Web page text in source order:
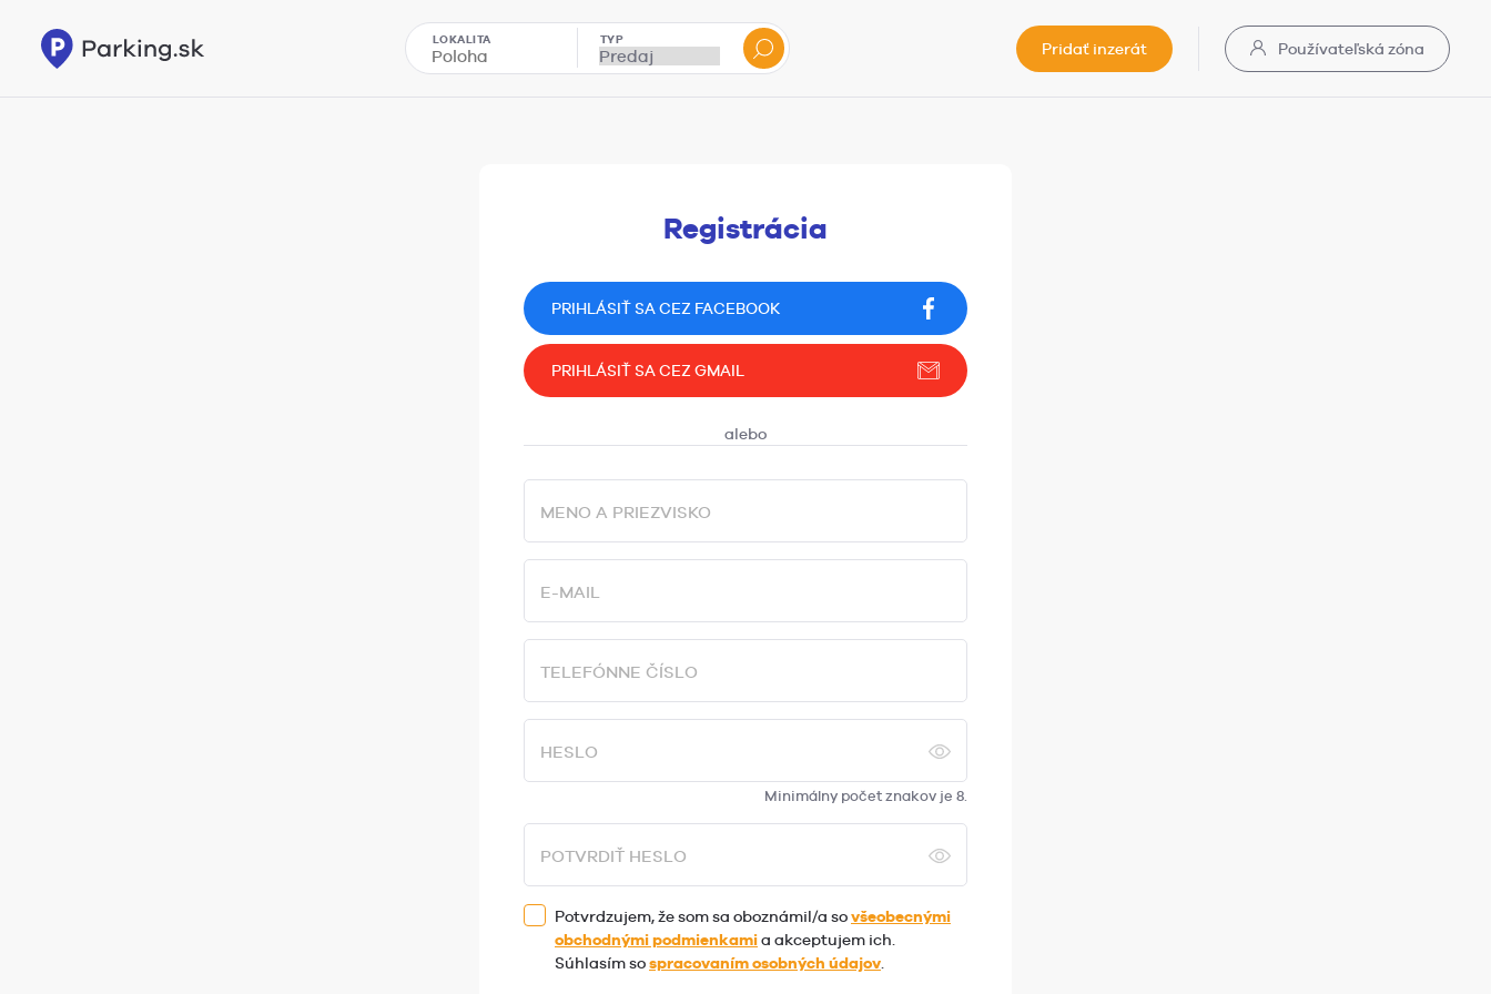
LOKALITA TYP
Pridať inzerát Používateľská zóna
Registrácia
PRIHLÁSIŤ SA CEZ FACEBOOK
PRIHLÁSIŤ SA CEZ GMAIL
MENO A PRIEZVISKO
E-MAIL
TELEFÓNNE ČÍSLO
HESLO
Minimálny počet znakov je 8.
POTVRDIŤ HESLO
Potvrdzujem, že som sa oboznámil/a sovšeobecnými
obchodnými podmienkamia akceptujem ich.
Súhlasím sospracovaním osobných údajov